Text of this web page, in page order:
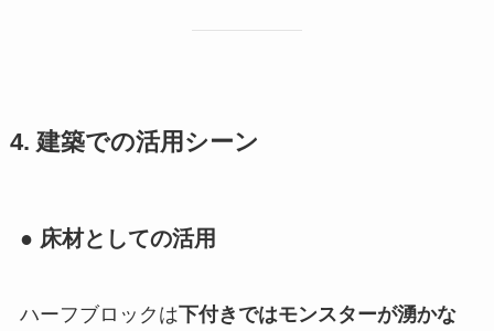
4. 建築での活用シーン
● 床材としての活用
ハーフブロックは下付きではモンスターが湧かな